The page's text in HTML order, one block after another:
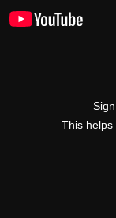
This helps